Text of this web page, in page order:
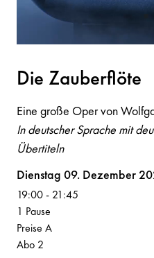
Die Zauberflöte
Eine große Oper von
In deutscher Sprache mit
Übertiteln
Volksoper
Dienstag 09. Dezember
19:00- 21:45
1 Pause
Preise A
Abo 2